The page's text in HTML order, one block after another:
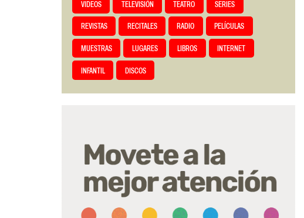
VIDEOS TELEVISIÓN TEATRO SERIES
REVISTAS RECITALES RADIO PELÍCULAS
MUESTRAS LUGARES LIBROS INTERNET
INFANTIL DISCOS